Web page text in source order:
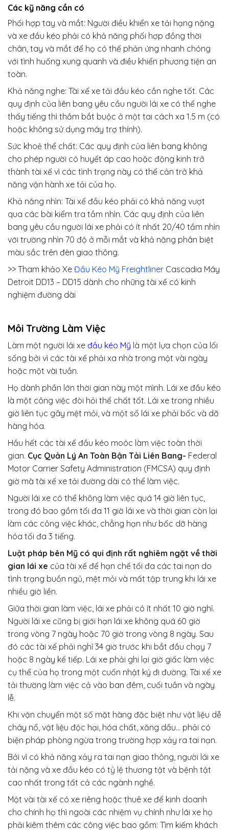
Các kỹ năng cần có
Phối hợp tay và mắt: Người điều khiển xe tải hạng nặng
và xe đầu kéo phải có khả năng phối hợp đồng thời
chân, tay và mắt để họ có thể phản ứng nhanh chóng
với tình huống xung quanh và điều khiển phương tiện an
toàn.
Khả năng nghe: Tài xế xe tải đầu kéo cần nghe tốt. Các
quy định của liên bang yêu cầu người lái xe có thể nghe
thấy tiếng thì thầm bắt buộc ở một tai cách xa 1.5 m (có
hoặc không sử dụng máy trợ thính).
Sức khoẻ thể chất: Các quy định của liên bang không
cho phép người có huyết áp cao hoặc động kinh trở
thành tài xế vì các tình trạng này có thể cản trở khả
năng vận hành xe tải của họ.
Khả năng nhìn: Tài xế đầu kéo phải có khả năng vượt
qua các bài kiểm tra tầm nhìn. Các quy định của liên
bang yêu cầu người lái xe phải có ít nhất 20/40 tầm nhìn
với trường nhìn 70 độ ở mỗi mắt và khả năng phân biệt
màu sắc trên đèn giao thông.
>> Tham khảo Xe Đầu Kéo Mỹ Freightliner Cascadia Máy
Detroit DD13 – DD15 dành cho những tài xế có kinh
nghiệm đường dài
Môi Trường Làm Việc
Làm một người lái xe đầu kéo Mỹ là một lựa chọn của lối
sống bởi vì các tài xế phải xa nhà trong một vài ngày
hoặc một vài tuần.
Họ dành phần lớn thời gian này một mình. Lái xe đầu kéo
là một công việc đòi hỏi thể chất tốt. Lái xe trong nhiều
giờ liên tục gây mệt mỏi, và một số lái xe phải bốc và dỡ
hàng hóa.
Hầu hết các tài xế đầu kéo moóc làm việc toàn thời
gian. Cục Quản Lý An Toàn Bận Tải Liên Bang- Federal
Motor Carrier Safety Administration (FMCSA) quy định
giờ mà tài xế xe tải đường dài có thể làm việc.
Người lái xe có thể không làm việc quá 14 giờ liên tục,
trong đó bao gồm tối đa 11 giờ lái xe và thời gian còn lại
làm các công việc khác, chẳng hạn như bốc dỡ hàng
hóa tối đa 3 tiếng.
Luật pháp bên Mỹ có qui định rất nghiêm ngặt về thời
gian lái xe của tài xế để hạn chế tối đa các tai nạn do
tình trạng buồn ngủ, mệt mỏi và mất tập trung khi lái xe
nhiều giờ liền.
Giữa thời gian làm việc, lái xe phải có ít nhất 10 giờ nghỉ.
Người lái xe cũng bị giới hạn lái xe không quá 60 giờ
trong vòng 7 ngày hoặc 70 giờ trong vòng 8 ngày. Sau
đó các tài xế phải nghỉ 34 giờ trước khi bắt đầu chạy 7
hoặc 8 ngày kế tiếp. Lái xe phải ghi lại giờ giấc làm việc
cụ thể của họ trong một cuốn nhật ký đi đường. Tài xế xe
tải thường làm việc cả vào ban đêm, cuối tuần và ngày
lễ.
Khi vận chuyển một số mặt hàng đặc biệt như vật liệu dễ
cháy nổ, vật liệu độc hại, hóa chất, xăng dầu… phải có
biện pháp phòng ngừa trong trường hợp xảy ra tai nạn.
Bởi vì có khả năng xảy ra tai nạn giao thông, người lái xe
tải nặng và xe đầu kéo có tỷ lệ thương tật và bệnh tật
cao nhất trong tất cả các ngành nghề.
Một vài tài xế có xe riêng hoặc thuê xe để kinh doanh
cho chính họ thì ngoài các nhiệm vụ chính như lái xe họ
phải kiêm thêm các công việc bao gồm: Tìm kiếm khách